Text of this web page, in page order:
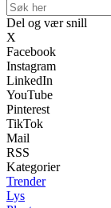
Del og vær snill
X
Facebook
Instagram
LinkedIn
YouTube
Pinterest
TikTok
Mail
RSS
Kategorier
Trender
Lys